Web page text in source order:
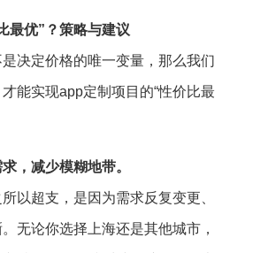
最优”？策略与建议
决定价格的唯一变量，那么我们
能实现app定制项目的“性价比最
，减少模糊地带。
以超支，是因为需求反复变更、
无论你选择上海还是其他城市，